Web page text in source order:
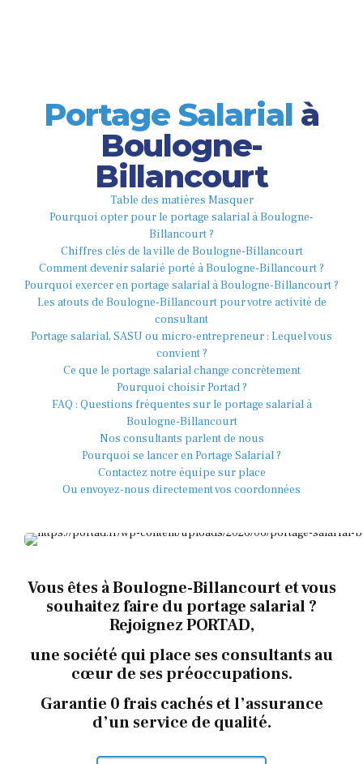
Portage Salarial à
Boulogne-
Billancourt
Table des matières Masquer
Pourquoi opter pour le portage salarial à Boulogne-
Billancourt ?
Chiffres clés de la ville de Boulogne-Billancourt
Comment devenir salarié porté à Boulogne-Billancourt ?
Pourquoi exercer en portage salarial à Boulogne-Billancourt ?
Les atouts de Boulogne-Billancourt pour votre activité de
consultant
Portage salarial, SASU ou micro-entrepreneur : Lequel vous
convient ?
Ce que le portage salarial change concrètement
Pourquoi choisir Portad ?
FAQ : Questions fréquentes sur le portage salarial à
Boulogne-Billancourt
Nos consultants parlent de nous
Pourquoi se lancer en Portage Salarial ?
Contactez notre équipe sur place
Ou envoyez-nous directement vos coordonnées
Vous êtes à Boulogne-Billancourt et vous
souhaitez faire du portage salarial ?
Rejoignez PORTAD,
une société qui place ses consultants au
cœur de ses préoccupations.
Garantie 0 frais cachés et l’assurance
d’un service de qualité.